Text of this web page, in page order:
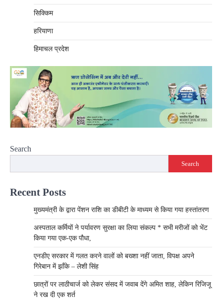
सिक्किम
हरियाणा
हिमाचल प्रदेश
Search
Search
Recent Posts
मुख्यमंत्री के द्वारा पेंशन राशि का डीबीटी के माध्यम से किया गया हस्तांतरण
अस्पताल कर्मियों ने पर्यावरण सुरक्षा का लिया संकल्प * सभी मरीजों को भेंट
किया गया एक-एक पौधा,
एनडीए सरकार में गलत करने वालों को बख्शा नहीं जाता, विपक्ष अपने
गिरेबान में झाँके – लेशी सिंह
छात्रों पर लाठीचार्ज को लेकर संसद में जवाब देंगे अमित शाह, लेकिन रिजिजू
ने रख दी एक शर्त